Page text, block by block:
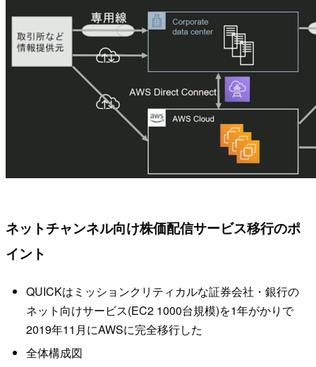
ネットチャンネル向け株価配信サービス移行のポ
イント
QUICKはミッションクリティカルな証券会社・銀行の
ネット向けサービス(EC2 1000台規模)を1年がかりで
2019年11月にAWSに完全移行した
全体構成図